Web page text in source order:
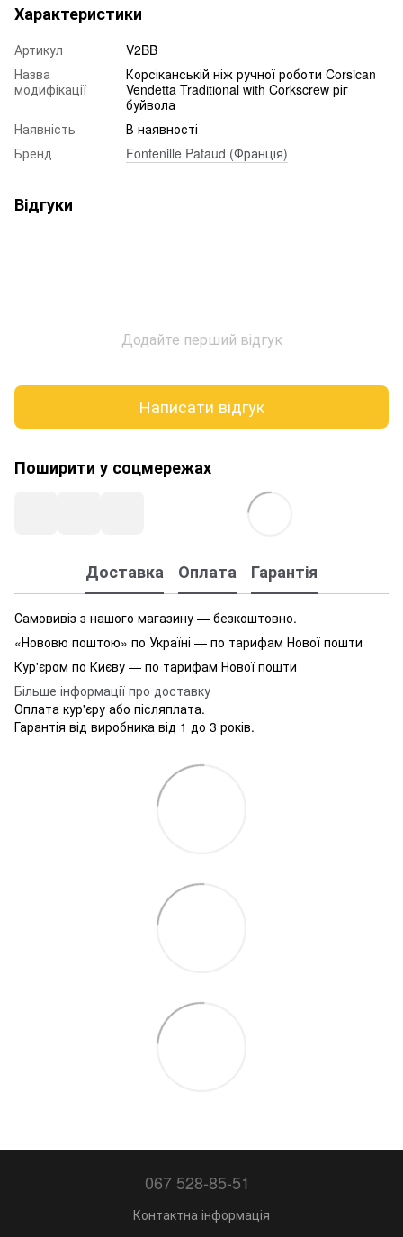
Характеристики
Артикул
V2BB
Назва
модифікації
Корсіканській ніж ручної роботи Corsican
Vendetta Traditional with Corkscrew ріг
буйвола
Наявність
В наявності
Бренд
Fontenille Pataud (Франція)
Відгуки
Додайте перший відгук
Написати відгук
Поширити у соцмережах
Доставка Оплата Гарантія
Самовивіз з нашого магазину — безкоштовно.
«Нововю поштою» по Україні — по тарифам Нової пошти
Кур'єром по Києву — по тарифам Нової пошти
Більше інформації про доставку
Оплата кур'єру або післяплата.
Гарантія від виробника від 1 до 3 років.
067 528-85-51
Контактна інформація